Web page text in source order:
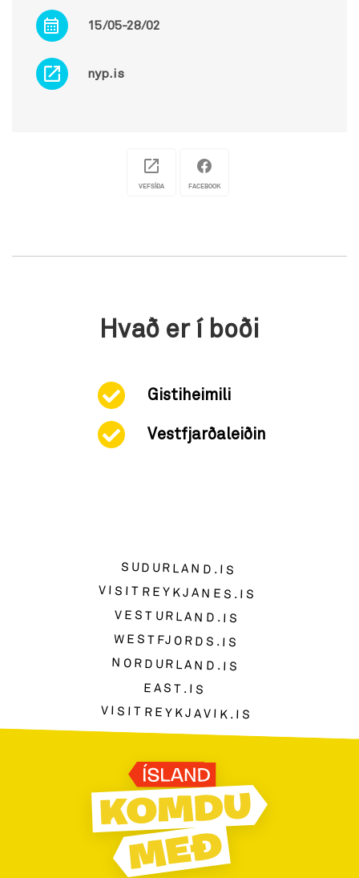
15/05-28/02
nyp.is
VEFSÍÐA FACEBOOK
Hvað er í boði
Gistiheimili
Vestfjarðaleiðin
SUDURLAND.IS
VISITREYKJANES.IS
VESTURLAND.IS
WESTFJORDS.IS
NORDURLAND.IS
EAST.IS
VISITREYKJAVIK.IS